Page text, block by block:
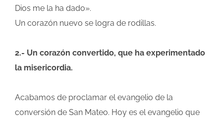
Dios me la ha dado».
Un corazón nuevo se logra de rodillas.
2.- Un corazón convertido, que ha experimentado
la misericordia.
Acabamos de proclamar el evangelio de la
conversión de San Mateo. Hoy es el evangelio que